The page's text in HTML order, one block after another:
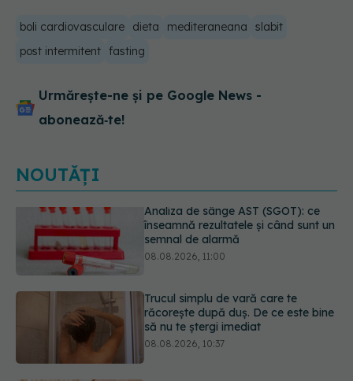
boli cardiovasculare dieta mediteraneana
slabit
post intermitent fasting
Urmărește-ne și pe Google News -
abonează‑te!
NOUTĂȚI
Trucul simplu de vară care te
răcorește după duș. De ce este bine
să nu te ștergi imediat
Fereastra alimentară de opt ore ar
putea ajuta creierul femeilor de
peste 50 de ani